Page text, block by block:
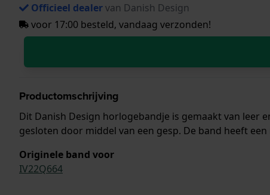
Officieel dealervan Danish Design
voor 17:00 besteld, vandaag verzonden!
Productomschrijving
Dit Danish Design horlogebandje is gemaakt van leer
gesloten door middel van een gesp. De band heeft
Originele band voor
IV22Q664